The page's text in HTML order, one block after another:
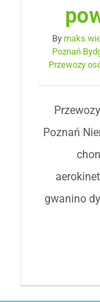
By maks
Poznań
Przewozy
Poznań
gwanino